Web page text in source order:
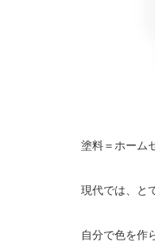
塗料＝ホーム
現代では、と
自分で色を作